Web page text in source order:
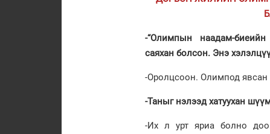
-“Олимпын наадам-биеийн
саяхан болсон. Энэ
-Оролцсоон. Олимпод явсан
-Таныг нэлээд хатуухан
-Их л урт яриа болно